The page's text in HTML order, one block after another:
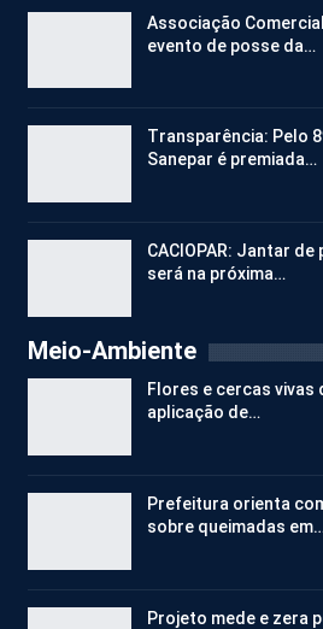
Associação
evento de posse da…
Transparência: Pelo
Sanepar é premiada…
CACIOPAR: Jantar
será na próxima…
Meio-Ambiente
Flores e cercas vivas
aplicação de…
Prefeitura orienta
sobre queimadas em…
Projeto mede e zera